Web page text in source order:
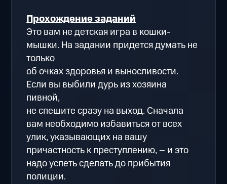
Прохождение заданий
Это вам не детская игра в кошки-
мышки. На задании придется думать не
только
об очках здоровья и выносливости.
Если вы выбили дурь из хозяина
пивной,
не спешите сразу на выход. Сначала
вам необходимо избавиться от всех
улик, указывающих на вашу
причастность к преступлению, – и это
надо успеть сделать до прибытия
полиции.